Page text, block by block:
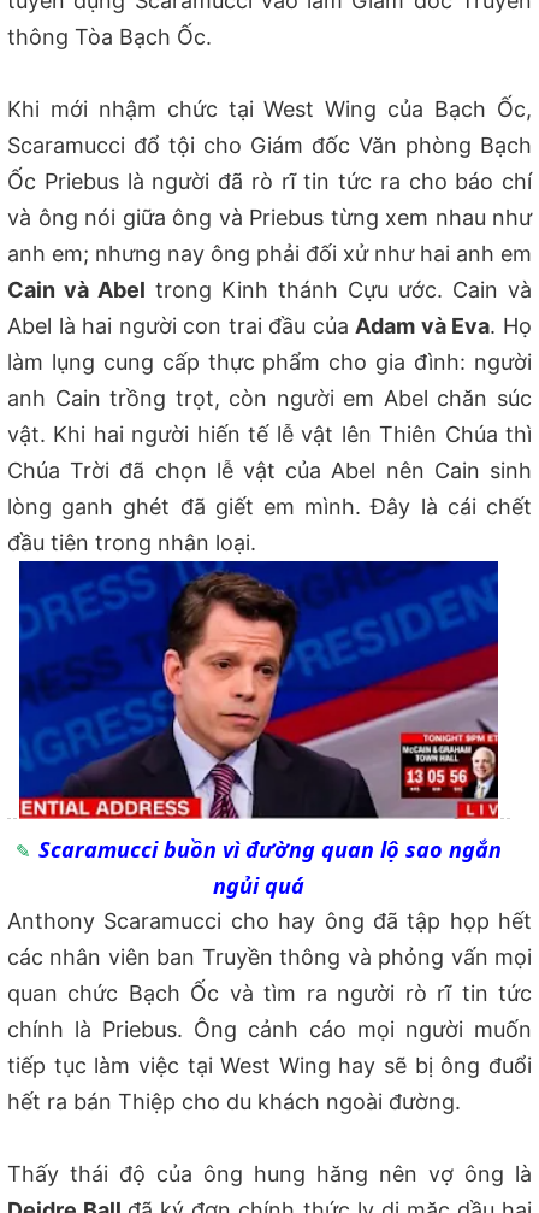
thông Tòa Bạch Ốc.
Khi mới nhậm chức tại West Wing của Bạch Ốc,
Scaramucci đổ tội cho Giám đốc Văn phòng Bạch
Ốc Priebus là người đã rò rĩ tin tức ra cho báo chí
và ông nói giữa ông và Priebus từng xem nhau như
anh em; nhưng nay ông phải đối xử như hai anh em
Cain và Abel trong Kinh thánh Cựu ước. Cain và
Abel là hai người con trai đầu củaAdam và Eva. Họ
làm lụng cung cấp thực phẩm cho gia đình: người
anh Cain trồng trọt, còn người em Abel chăn súc
vật. Khi hai người hiến tế lễ vật lên Thiên Chúa thì
Chúa Trời đã chọn lễ vật của Abel nên Cain sinh
lòng ganh ghét đã giết em mình. Đây là cái chết
đầu tiên trong nhân loại.
Scaramucci buồn vì đường quan lộ sao ngắn
ngủi quá
Anthony Scaramucci cho hay ông đã tập họp hết
các nhân viên ban Truyền thông và phỏng vấn mọi
quan chức Bạch Ốc và tìm ra người rò rĩ tin tức
chính là Priebus. Ông cảnh cáo mọi người muốn
tiếp tục làm việc tại West Wing hay sẽ bị ông đuổi
hết ra bán Thiệp cho du khách ngoài đường.
Thấy thái độ của ông hung hăng nên vợ ông là